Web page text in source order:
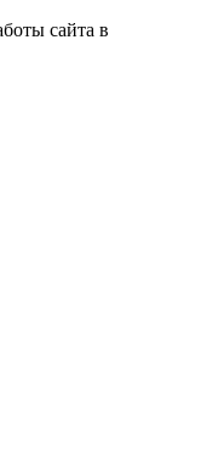
сайта в